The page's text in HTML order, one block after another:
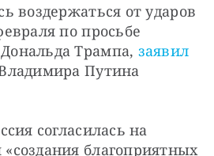
воздержаться от ударов
по просьбе
Трампа, заявил
Путина
согласилась на
благоприятных